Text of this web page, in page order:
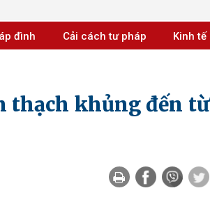
đình Cải cách tư pháp Kinh tế
thạch khủng đến từ